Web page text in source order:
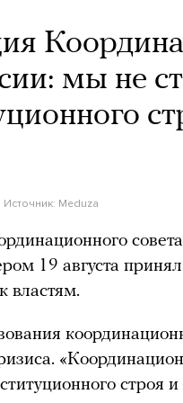
мы не
Источник: Meduza
19 августа
властям.
строя